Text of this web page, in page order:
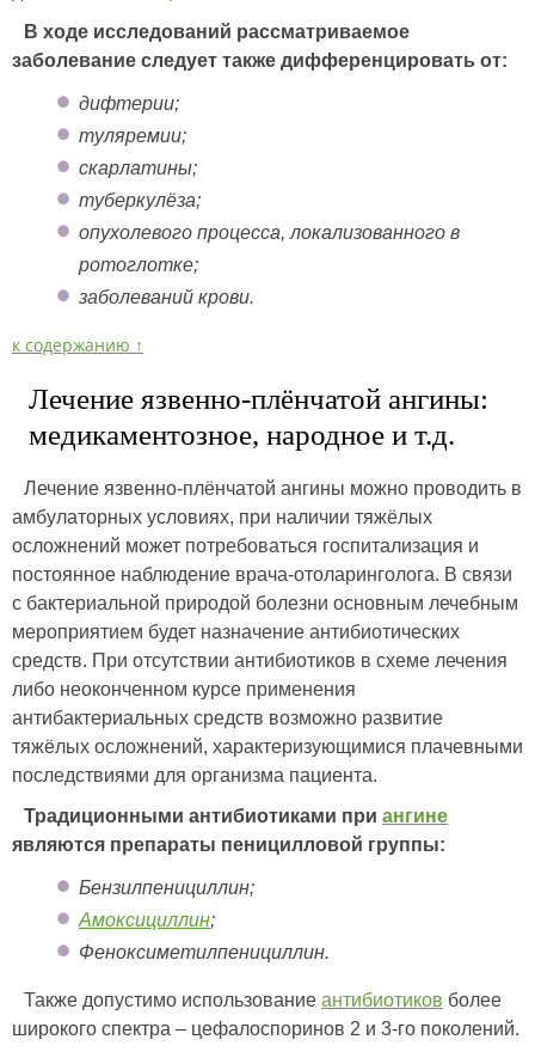
В ходе исследований рассматриваемое
заболевание следует также дифференцировать от:
дифтерии;
туляремии;
скарлатины;
туберкулёза;
опухолевого процесса, локализованного в
ротоглотке;
заболеваний крови.
к содержанию ↑
Лечение язвенно-плёнчатой ангины:
медикаментозное, народное и т.д.
Лечение язвенно-плёнчатой ангины можно проводить в
амбулаторных условиях, при наличии тяжёлых
осложнений может потребоваться госпитализация и
постоянное наблюдение врача-отоларинголога. В связи
с бактериальной природой болезни основным лечебным
мероприятием будет назначение антибиотических
средств. При отсутствии антибиотиков в схеме лечения
либо неоконченном курсе применения
антибактериальных средств возможно развитие
тяжёлых осложнений, характеризующимися плачевными
последствиями для организма пациента.
Традиционными антибиотиками при ангине
являются препараты пеницилловой группы:
Бензилпенициллин;
Амоксициллин;
Феноксиметилпенициллин.
Также допустимо использование антибиотиков более
широкого спектра – цефалоспоринов 2 и 3-го поколений.